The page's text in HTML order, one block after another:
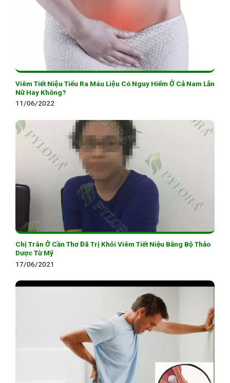
Viêm Tiết Niệu Tiểu Ra Máu Liệu Có Nguy Hiểm Ở Cả Nam Lẫn
Nữ Hay Không?
11/06/2022
Chị Trân Ở Cần Thơ Đã Trị Khỏi Viêm Tiết Niệu Bằng Bộ Thảo
Dược Từ Mỹ
17/06/2021